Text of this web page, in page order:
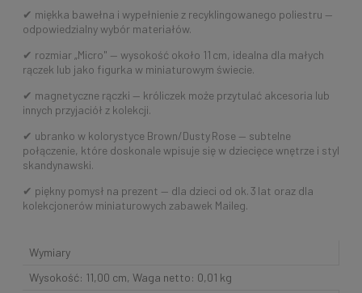
✔ miękka bawełna i wypełnienie z recyklingowanego poliestru —
odpowiedzialny wybór materiałów.
✔ rozmiar „Micro" — wysokość około 11 cm, idealna dla małych
rączek lub jako figurka w miniaturowym świecie.
✔ magnetyczne rączki — króliczek może przytulać akcesoria lub
innych przyjaciół z kolekcji.
✔ ubranko w kolorystyce Brown/Dusty Rose — subtelne
połączenie, które doskonale wpisuje się w dziecięce wnętrze i styl
skandynawski.
✔ piękny pomysł na prezent — dla dzieci od ok. 3 lat oraz dla
kolekcjonerów miniaturowych zabawek Maileg.
Wymiary
Wysokość: 11,00 cm, Waga netto: 0,01 kg